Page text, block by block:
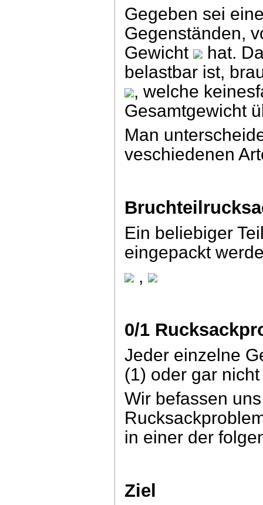
Gegeben sei
Gegenständen,
Gewicht
hat.
belastbar ist,
, welche
Gesamtgewicht
Man
veschiedenen
Ein beliebiger
eingepackt
,
0/1
Jeder einzelne
(1) oder gar
Wir befassen
in einer der
Ziel